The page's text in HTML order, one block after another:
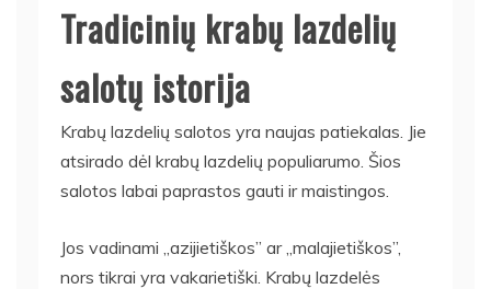
Tradicinių krabų lazdelių
salotų istorija
Krabų lazdelių salotos yra naujas patiekalas. Jie
atsirado dėl krabų lazdelių populiarumo. Šios
salotos labai paprastos gauti ir maistingos.
Jos vadinami „azijietiškos” ar „malajietiškos”,
nors tikrai yra vakarietiški. Krabų lazdelės